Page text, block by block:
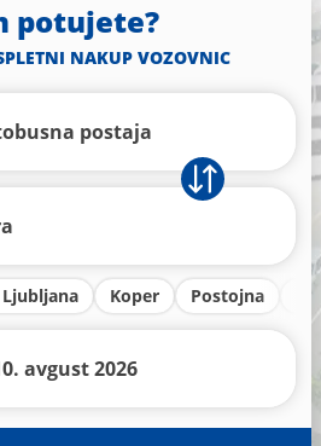
potujete?
NAKUP VOZOVNIC
Koper Postojna